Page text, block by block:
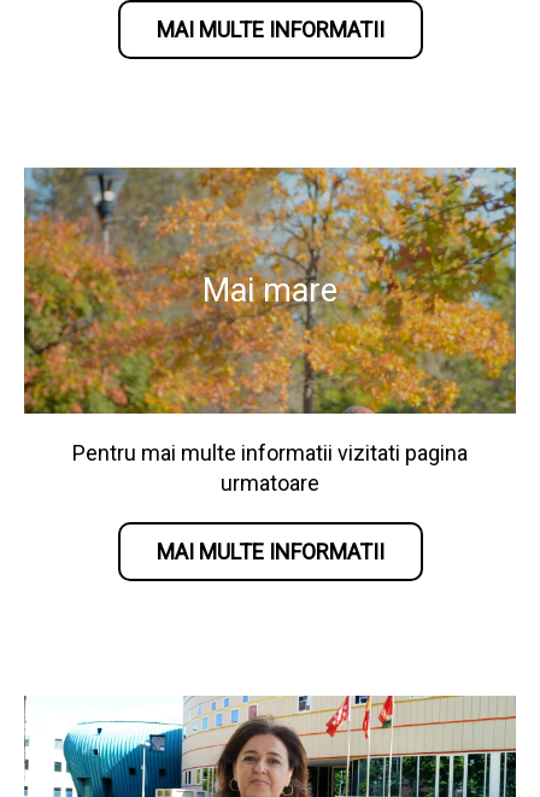
MAI MULTE INFORMATII
Mai mare
Pentru mai multe informatii vizitati pagina
urmatoare
MAI MULTE INFORMATII